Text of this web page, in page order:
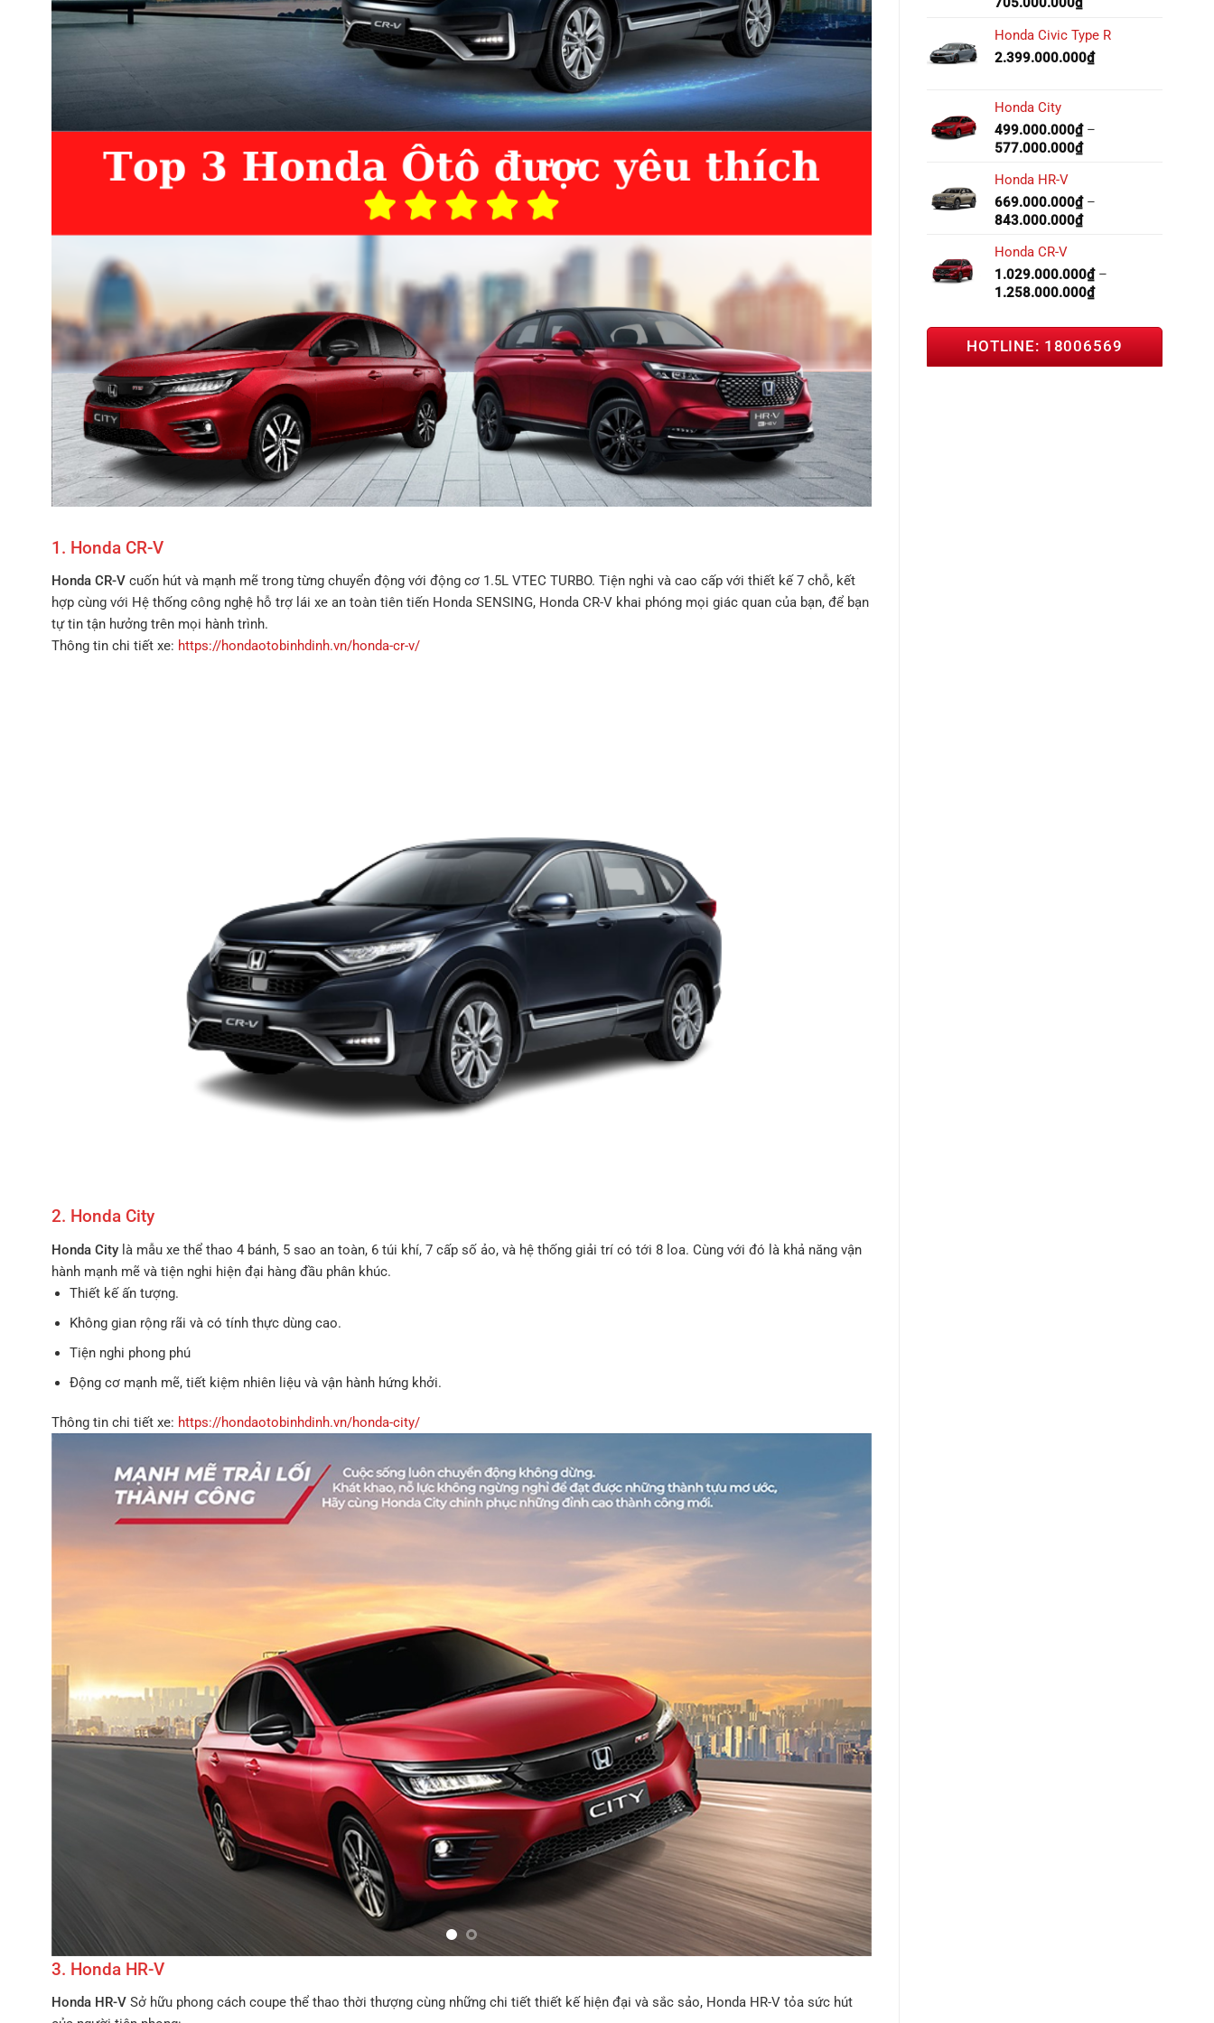
1. Honda CR-V
Honda CR-V cuốn hút và mạnh mẽ trong từng chuyển động với động cơ 1.5L VTEC TURBO. Tiện nghi và cao cấp với thiết kế 7 chỗ, kết
hợp cùng với Hệ thống công nghệ hỗ trợ lái xe an toàn tiên tiến Honda SENSING, Honda CR-V khai phóng mọi giác quan của bạn, để bạn
tự tin tận hưởng trên mọi hành trình.
Thông tin chi tiết xe: https://hondaotobinhdinh.vn/honda-cr-v/
2. Honda City
Honda City là mẫu xe thể thao 4 bánh, 5 sao an toàn, 6 túi khí, 7 cấp số ảo, và hệ thống giải trí có tới 8 loa. Cùng với đó là khả năng vận
hành mạnh mẽ và tiện nghi hiện đại hàng đầu phân khúc.
Thiết kế ấn tượng.
Không gian rộng rãi và có tính thực dùng cao.
Tiện nghi phong phú
Động cơ mạnh mẽ, tiết kiệm nhiên liệu và vận hành hứng khởi.
Thông tin chi tiết xe: https://hondaotobinhdinh.vn/honda-city/
3. Honda HR-V
Honda HR-V Sở hữu phong cách coupe thể thao thời thượng cùng những chi tiết thiết kế hiện đại và sắc sảo, Honda HR-V tỏa sức hút
Honda Civic Type R
2.399.000.000₫
Honda City
499.000.000₫–
577.000.000₫
Honda HR-V
669.000.000₫–
843.000.000₫
Honda CR-V
1.029.000.000₫–
1.258.000.000₫
HOTLINE: 18006569